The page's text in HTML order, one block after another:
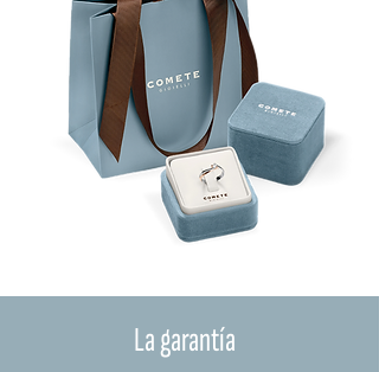
La garantía